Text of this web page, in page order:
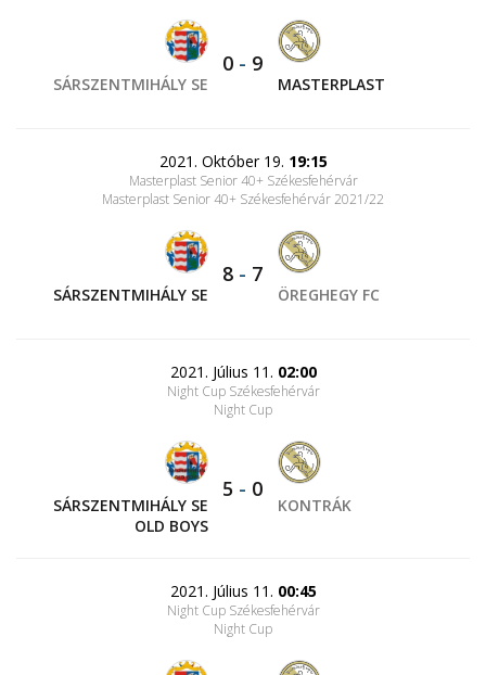
SÁRSZENTMIHÁLY SE
0 - 9
MASTERPLAST
2021. Október 19. 19:15
Masterplast Senior 40+ Székesfehérvár
Masterplast Senior 40+ Székesfehérvár 2021/22
SÁRSZENTMIHÁLY SE
8 - 7
ÖREGHEGY FC
2021. Július 11. 02:00
Night Cup Székesfehérvár
Night Cup
SÁRSZENTMIHÁLY SE
OLD BOYS
5 - 0
KONTRÁK
2021. Július 11. 00:45
Night Cup Székesfehérvár
Night Cup